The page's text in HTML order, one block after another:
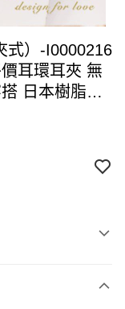
式）-I0000216
耳環耳夾 無
日本樹脂耳